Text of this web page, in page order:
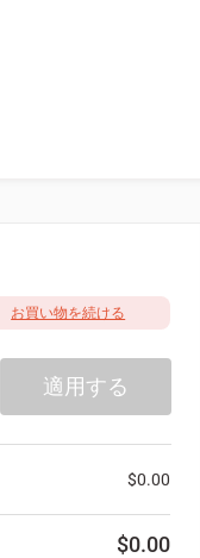
お買い物を続ける
適用する
$0.00
$0.00